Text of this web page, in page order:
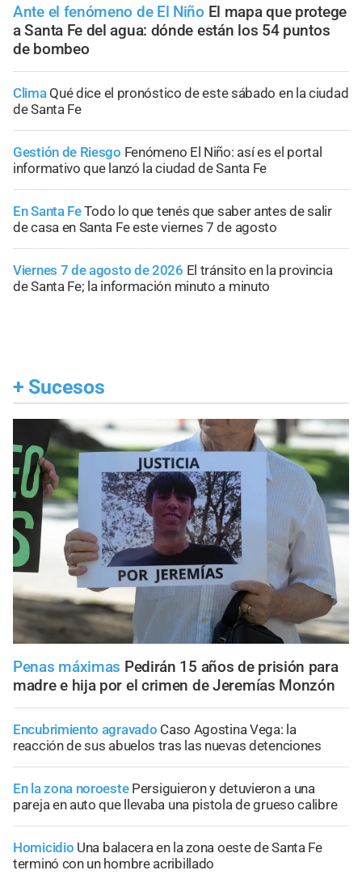
Ante el fenómeno de El Niño El mapa que protege
a Santa Fe del agua: dónde están los 54 puntos
de bombeo
Clima Qué dice el pronóstico de este sábado en la ciudad
de Santa Fe
Gestión de Riesgo Fenómeno El Niño: así es el portal
informativo que lanzó la ciudad de Santa Fe
En Santa FeTodo lo que tenés que saber antes de salir
de casa en Santa Fe este viernes 7 de agosto
Viernes 7 de agosto de 2026 El tránsito en la provincia
de Santa Fe; la información minuto a minuto
+ Sucesos
Penas máximas Pedirán 15 años de prisión para
madre e hija por el crimen de Jeremías Monzón
Encubrimiento agravado Caso Agostina Vega: la
reacción de sus abuelos tras las nuevas detenciones
En la zona noroeste Persiguieron y detuvieron a una
pareja en auto que llevaba una pistola de grueso calibre
Homicidio Una balacera en la zona oeste de Santa Fe
terminó con un hombre acribillado